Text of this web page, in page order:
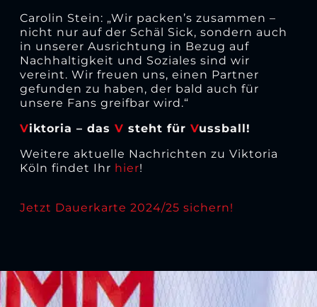
Carolin Stein: „Wir packen’s zusammen –
nicht nur auf der Schäl Sick, sondern auch
in unserer Ausrichtung in Bezug auf
Nachhaltigkeit und Soziales sind wir
vereint. Wir freuen uns, einen Partner
gefunden zu haben, der bald auch für
unsere Fans greifbar wird.“
Viktoria – das V steht für Vussball!
Weitere aktuelle Nachrichten zu Viktoria
Köln findet Ihr hier!
Jetzt Dauerkarte 2024/25 sichern!